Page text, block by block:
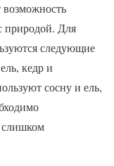
возможность
природой. Для
следующие
кедр и
сосну и ель,
слишком